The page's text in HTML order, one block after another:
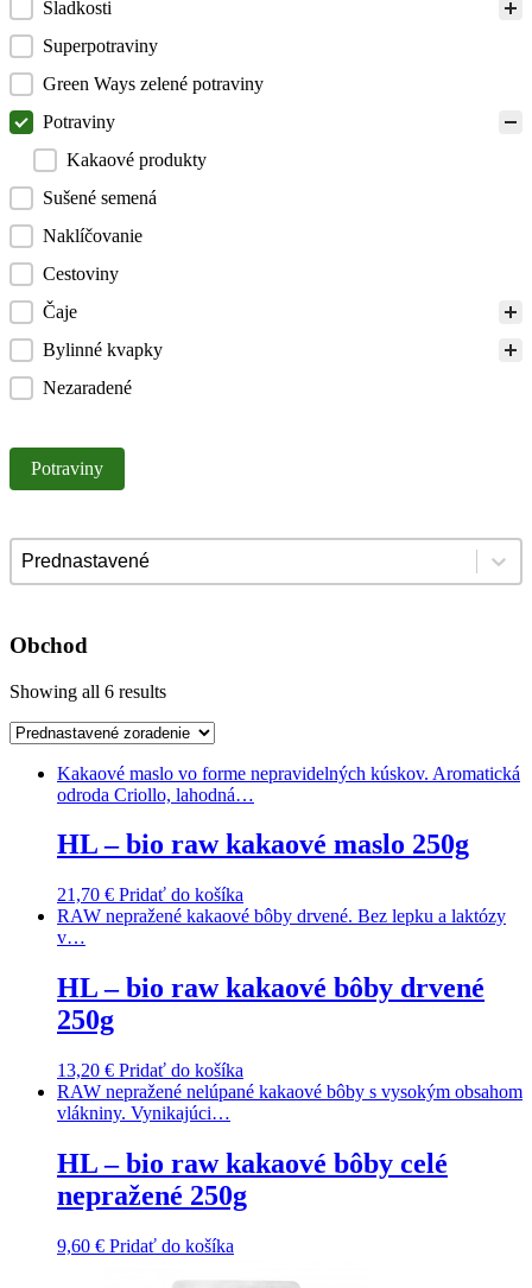
Sladkosti
Superpotraviny
Green Ways zelené potraviny
Potraviny
Kakaové produkty
Sušené semená
Naklíčovanie
Cestoviny
Čaje
Bylinné kvapky
Nezaradené
Facet2
Potraviny
Triedenie
Sort content
Obchod
Showing all 6 results
Kakaové maslo vo forme nepravidelných kúskov. Aromatická
odroda Criollo, lahodná…
HL – bio raw kakaové maslo 250g
21,70 € Pridať do košíka
RAW nepražené kakaové bôby drvené. Bez lepku a laktózy
v…
HL – bio raw kakaové bôby drvené
250g
13,20 € Pridať do košíka
RAW nepražené nelúpané kakaové bôby s vysokým obsahom
vlákniny. Vynikajúci…
HL – bio raw kakaové bôby celé
nepražené 250g
9,60 € Pridať do košíka